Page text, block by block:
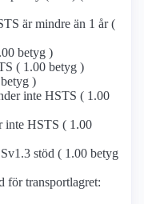
är mindre än 1 år (
betyg )
( 1.00 betyg )
)
inte HSTS ( 1.00
inte HSTS ( 1.00
stöd ( 1.00 betyg
för transportlagret: